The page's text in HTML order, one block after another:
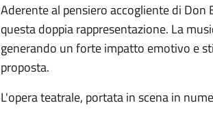
Aderente al pensiero accogliente di Don
questa doppia rappresentazione. La
generando un forte impatto emotivo e
proposta.
L'opera teatrale, portata in scena in